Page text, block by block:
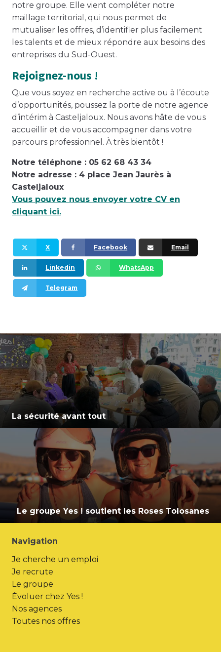
notre groupe. Elle vient compléter notre
maillage territorial, qui nous permet de
mutualiser les offres, d’identifier plus facilement
les talents et de mieux répondre aux besoins des
entreprises du Sud-Ouest.
Rejoignez-nous !
Que vous soyez en recherche active ou à l’écoute
d’opportunités, poussez la porte de notre agence
d’intérim à Casteljaloux. Nous avons hâte de vous
accueillir et de vous accompagner dans votre
parcours professionnel. À très bientôt !
Notre téléphone : 05 62 68 43 34
Notre adresse : 4 place Jean Jaurès à
Casteljaloux
Vous pouvez nous envoyer votre CV en
cliquant ici.
X Facebook Email
Linkedin WhatsApp
Telegram
La sécurité avant tout
Le groupe Yes ! soutient les Roses Tolosanes
Navigation
Je cherche un emploi
Je recrute
Le groupe
Évoluer chez Yes !
Nos agences
Toutes nos offres